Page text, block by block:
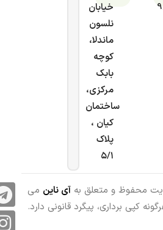
خیابان
نلسون
ماندلا،
کوچه
بابک
مرکزی،
ساختمان
کیان ،
پلاک
۵/۱
محفوظ و متعلق به آی ناین می
کپی برداری، پیگرد قانونی دارد.